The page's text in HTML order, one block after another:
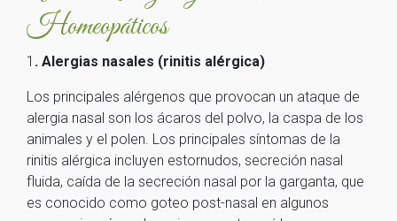
Homeopáticos
1 . Alergias nasales (rinitis alérgica)
Los principales alérgenos que provocan un ataque de
alergia nasal son los ácaros del polvo, la caspa de los
animales y el polen. Los principales síntomas de la
rinitis alérgica incluyen estornudos, secreción nasal
fluida, caída de la secreción nasal por la garganta, que
es conocido como goteo post-nasal en algunos